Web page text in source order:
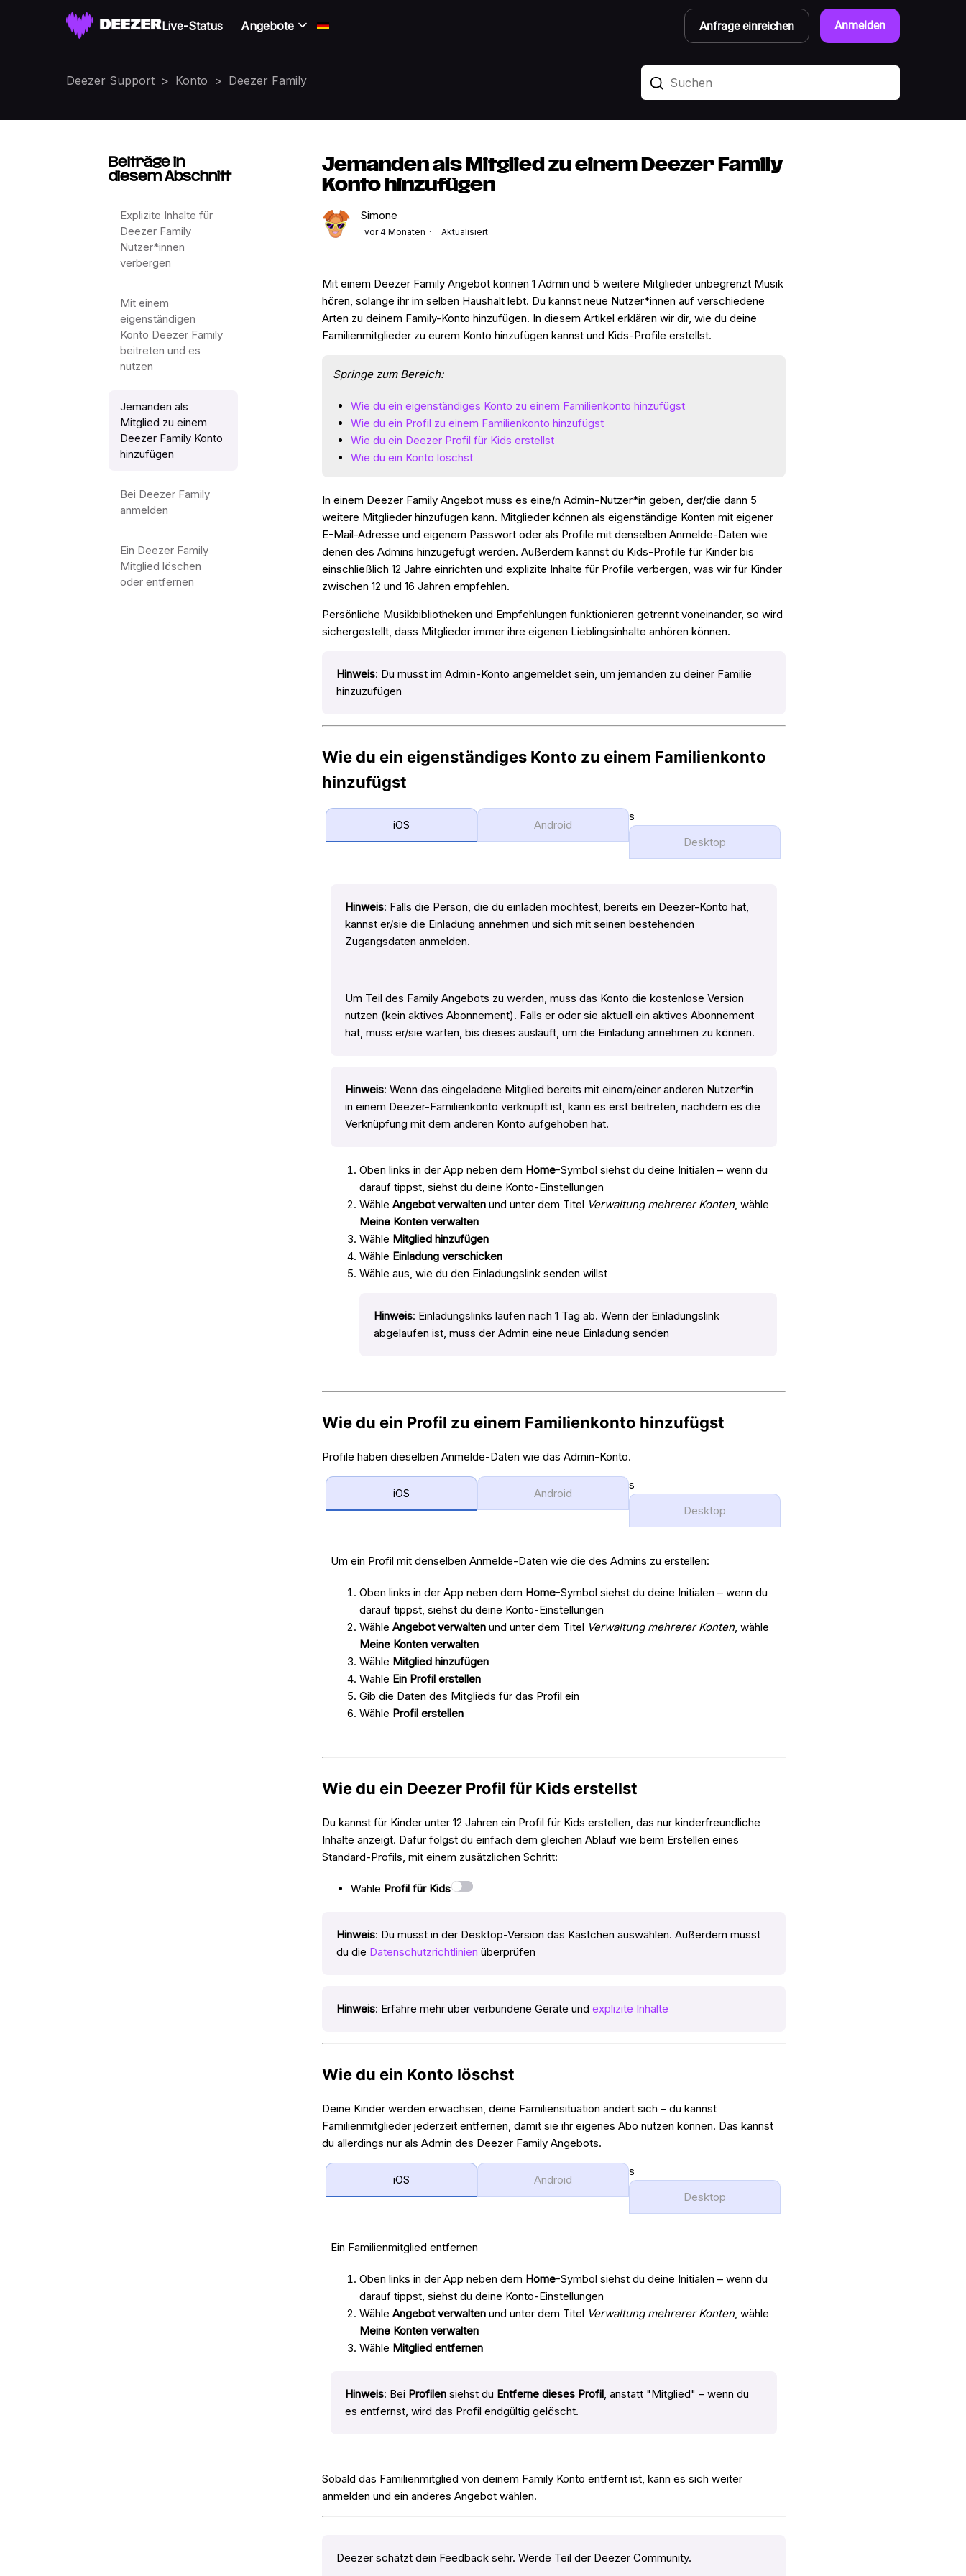
Live-Status Angebote Anfrage einreichen Anmelden
Deezer Support Konto Deezer Family
Beiträge in
diesem Abschnitt
Explizite Inhalte für
Deezer Family
Nutzer*innen
verbergen
Mit einem
eigenständigen
Konto Deezer Family
beitreten und es
nutzen
Jemanden als
Mitglied zu einem
Deezer Family Konto
hinzufügen
Bei Deezer Family
anmelden
Ein Deezer Family
Mitglied löschen
oder entfernen
Jemanden als Mitglied zu einem Deezer Family
Konto hinzufügen
Simone
vor 4 Monaten Aktualisiert
Mit einem Deezer Family Angebot können 1 Admin und 5 weitere Mitglieder unbegrenzt Musik
hören, solange ihr im selben Haushalt lebt. Du kannst neue Nutzer*innen auf verschiedene
Arten zu deinem Family-Konto hinzufügen. In diesem Artikel erklären wir dir, wie du deine
Familienmitglieder zu eurem Konto hinzufügen kannst und Kids-Profile erstellst.
Springe zum Bereich:
Wie du ein eigenständiges Konto zu einem Familienkonto hinzufügst
Wie du ein Profil zu einem Familienkonto hinzufügst
Wie du ein Deezer Profil für Kids erstellst
Wie du ein Konto löschst
In einem Deezer Family Angebot muss es eine/n Admin-Nutzer*in geben, der/die dann 5
weitere Mitglieder hinzufügen kann. Mitglieder können als eigenständige Konten mit eigener
E-Mail-Adresse und eigenem Passwort oder als Profile mit denselben Anmelde-Daten wie
denen des Admins hinzugefügt werden. Außerdem kannst du Kids-Profile für Kinder bis
einschließlich 12 Jahre einrichten und explizite Inhalte für Profile verbergen, was wir für Kinder
zwischen 12 und 16 Jahren empfehlen.
Persönliche Musikbibliotheken und Empfehlungen funktionieren getrennt voneinander, so wird
sichergestellt, dass Mitglieder immer ihre eigenen Lieblingsinhalte anhören können.
Hinweis: Du musst im Admin-Konto angemeldet sein, um jemanden zu deiner Familie
hinzuzufügen
Wie du ein eigenständiges Konto zu einem Familienkonto
hinzufügst
s
iOS
Android
Desktop
Hinweis: Falls die Person, die du einladen möchtest, bereits ein Deezer-Konto hat,
kannst er/sie die Einladung annehmen und sich mit seinen bestehenden
Zugangsdaten anmelden.
Um Teil des Family Angebots zu werden, muss das Konto die kostenlose Version
nutzen (kein aktives Abonnement). Falls er oder sie aktuell ein aktives Abonnement
hat, muss er/sie warten, bis dieses ausläuft, um die Einladung annehmen zu können.
Hinweis: Wenn das eingeladene Mitglied bereits mit einem/einer anderen Nutzer*in
in einem Deezer-Familienkonto verknüpft ist, kann es erst beitreten, nachdem es die
Verknüpfung mit dem anderen Konto aufgehoben hat.
Oben links in der App neben dem Home-Symbol siehst du deine Initialen – wenn du
darauf tippst, siehst du deine Konto-Einstellungen
Wähle Angebot verwaltenund unter dem Titel Verwaltung mehrerer Konten, wähle
Meine Konten verwalten
Wähle Mitglied hinzufügen
Wähle Einladung verschicken
Wähle aus, wie du den Einladungslink senden willst
Hinweis: Einladungslinks laufen nach 1 Tag ab. Wenn der Einladungslink
abgelaufen ist, muss der Admin eine neue Einladung senden
Wie du ein Profil zu einem Familienkonto hinzufügst
Profile haben dieselben Anmelde-Daten wie das Admin-Konto.
s
iOS
Android
Desktop
Um ein Profil mit denselben Anmelde-Daten wie die des Admins zu erstellen:
Oben links in der App neben dem Home-Symbol siehst du deine Initialen – wenn du
darauf tippst, siehst du deine Konto-Einstellungen
Wähle Angebot verwaltenund unter dem Titel Verwaltung mehrerer Konten, wähle
Meine Konten verwalten
Wähle Mitglied hinzufügen
Wähle Ein Profil erstellen
Gib die Daten des Mitglieds für das Profil ein
Wähle Profil erstellen
Wie du ein Deezer Profil für Kids erstellst
Du kannst für Kinder unter 12 Jahren ein Profil für Kids erstellen, das nur kinderfreundliche
Inhalte anzeigt. Dafür folgst du einfach dem gleichen Ablauf wie beim Erstellen eines
Standard-Profils, mit einem zusätzlichen Schritt:
Wähle Profil für Kids
Hinweis: Du musst in der Desktop-Version das Kästchen auswählen. Außerdem musst
du die Datenschutzrichtlinien überprüfen
Hinweis: Erfahre mehr über verbundene Geräte und explizite Inhalte
Wie du ein Konto löschst
Deine Kinder werden erwachsen, deine Familiensituation ändert sich – du kannst
Familienmitglieder jederzeit entfernen, damit sie ihr eigenes Abo nutzen können. Das kannst
du allerdings nur als Admin des Deezer Family Angebots.
s
iOS
Android
Desktop
Ein Familienmitglied entfernen
Oben links in der App neben dem Home-Symbol siehst du deine Initialen – wenn du
darauf tippst, siehst du deine Konto-Einstellungen
Wähle Angebot verwaltenund unter dem Titel Verwaltung mehrerer Konten, wähle
Meine Konten verwalten
Wähle Mitglied entfernen
Hinweis: Bei Profilensiehst du Entferne dieses Profil, anstatt "Mitglied" – wenn du
es entfernst, wird das Profil endgültig gelöscht.
Sobald das Familienmitglied von deinem Family Konto entfernt ist, kann es sich weiter
anmelden und ein anderes Angebot wählen.
Deezer schätzt dein Feedback sehr. Werde Teil der Deezer Community.